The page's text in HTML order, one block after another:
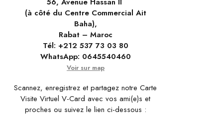
(à côté du Centre Commercial Ait
Baha),
Rabat – Maroc
Tél: +212 537 73 03 80
WhatsApp: 0645540460
Voir sur map
Scannez, enregistrez et partagez notre Carte
Visite Virtuel V-Card avec vos ami(e)s et
proches ou suivez le lien ci-dessous :